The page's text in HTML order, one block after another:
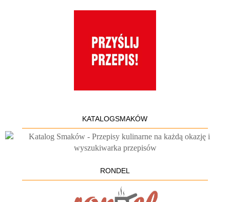
KATALOGSMAKÓW
RONDEL